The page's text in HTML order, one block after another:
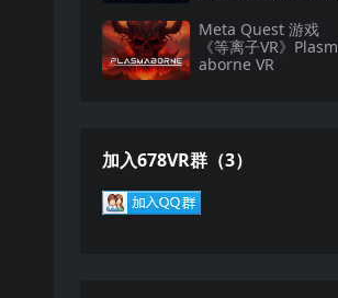
Meta Quest 游戏
《等离子VR》Plasm
aborne VR
加入678VR群（3）